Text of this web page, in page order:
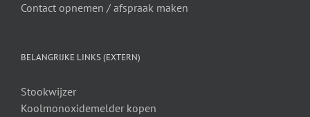
Contact opnemen / afspraak maken
BELANGRIJKE LINKS (EXTERN)
Stookwijzer
Koolmonoxidemelder kopen